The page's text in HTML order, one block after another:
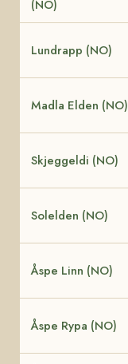
(NO)
Lundrapp (NO)
Madla Elden (NO)
Skjeggeldi (NO)
Solelden (NO)
Åspe Linn (NO)
Åspe Rypa (NO)